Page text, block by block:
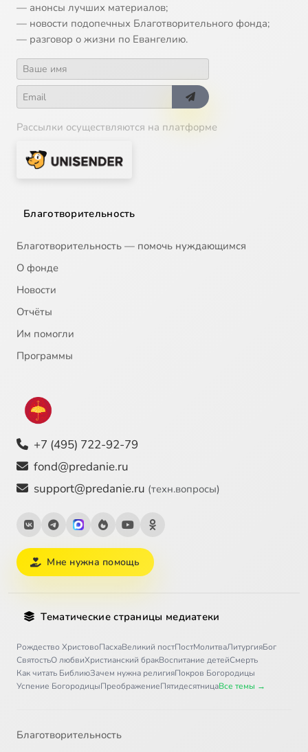
— анонсы лучших материалов;
— новости подопечных Благотворительного фонда;
— разговор о жизни по Евангелию.
Рассылки осуществляются на платформе
Благотворительность
Благотворительность — помочь нуждающимся
О фонде
Новости
Отчёты
Им помогли
Программы
+7 (495) 722-92-79
fond@predanie.ru
support@predanie.ru (техн.вопросы)
Мне нужна помощь
Тематические страницы медиатеки
Рождество ХристовоПасхаВеликий постПостМолитваЛитургияБог
СвятостьО любвиХристианский бракВоспитание детейСмерть
Как читать БиблиюЗачем нужна религияПокров Богородицы
Успение БогородицыПреображениеПятидесятницаВсе темы →
Благотворительность